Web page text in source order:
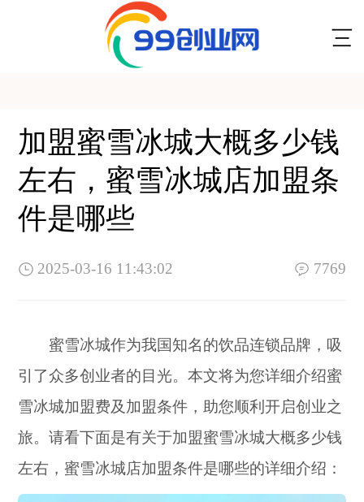
加盟蜜雪冰城大概多少钱
左右，蜜雪冰城店加盟条
件是哪些
2025-03-16 11:43:02 7769
蜜雪冰城作为我国知名的饮品连锁品牌，吸
引了众多创业者的目光。本文将为您详细介绍蜜
雪冰城加盟费及加盟条件，助您顺利开启创业之
旅。请看下面是有关于加盟蜜雪冰城大概多少钱
左右，蜜雪冰城店加盟条件是哪些的详细介绍：